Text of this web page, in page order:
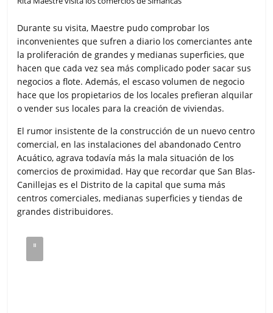
Durante su visita, Maestre pudo comprobar los
inconvenientes que sufren a diario los comerciantes ante
la proliferación de grandes y medianas superficies, que
hacen que cada vez sea más complicado poder sacar sus
negocios a flote. Además, el escaso volumen de negocio
hace que los propietarios de los locales prefieran alquilar
o vender sus locales para la creación de viviendas.
El rumor insistente de la construcción de un nuevo centro
comercial, en las instalaciones del abandonado Centro
Acuático, agrava todavía más la mala situación de los
comercios de proximidad. Hay que recordar que San Blas-
Canillejas es el Distrito de la capital que suma más
centros comerciales, medianas superficies y tiendas de
grandes distribuidores.